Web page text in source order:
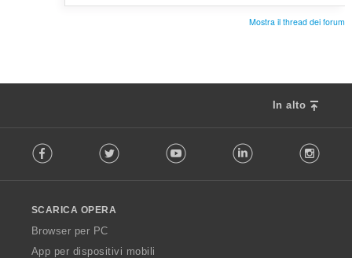
Mostra il thread dei forum
In alto
o
w
O
p
Facebook Twitter Youtube LinkedIn
SCARICA OPERA
Browser per PC
App per dispositivi mobili